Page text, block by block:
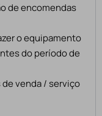
de encomendas
o equipamento
do período de
venda / serviço